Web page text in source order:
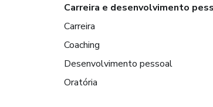
Carreira e desenvolvimento
Carreira
Coaching
Desenvolvimento pessoal
Oratória